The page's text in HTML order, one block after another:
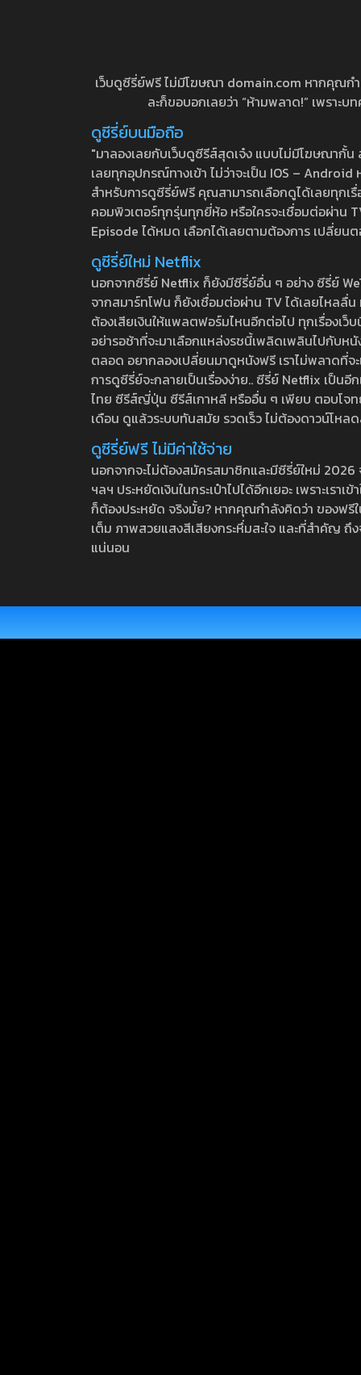
เว็บดูซีรี่ย์ฟรี ไม่มีโฆษณา domain.com หากคุณก
ละก็ขอบอกเลยว่า “ห้ามพลาด!” เพราะ
ดูซีรี่ย์บนมือถือ
"มาลองเลยกับเว็บดูซีรีส์สุดเจ๋ง แบบไม่มีโฆษณากั้
เลยทุกอุปกรณ์ทางเข้า ไม่ว่าจะเป็น IOS –
สำหรับการดูซีรี่ย์ฟรี คุณสามารถเลือกดูได้เลยทุกเ
คอมพิวเตอร์ทุกรุ่นทุกยี่ห้อ หรือใครจะเชื่อมต่อผ่าน
Episode ได้หมด เลือกได้เลยตามต้องการ เปลี่ยน
ดูซีรี่ย์ใหม่ Netflix
นอกจากซีรี่ย์ Netflix ก็ยังมีซีรี่ย์อื่น ๆ อย่าง ซีรี่ย์
จากสมาร์ทโฟน ก็ยังเชื่อมต่อผ่าน TV ได้เลยไหลลื่
ต้องเสียเงินให้แพลตฟอร์มไหนอีกต่อไป ทุกเรื่องเว็
อย่ารอช้าที่จะมาเลือกแหล่งรชนี้เพลิดเพลินไปกับห
ตลอด อยากลองเปลี่ยนมาดูหนังฟรี เราไม่พลาดที่
การดูซีรี่ย์จะกลายเป็นเรื่องง่าย.. ซีรี่ย์ Netflix เป็น
ไทย ซีรีส์ญี่ปุ่น ซีรีส์เกาหลี หรืออื่น ๆ เพียบ ตอบโจท
เดือน ดูแล้วระบบทันสมัย รวดเร็ว ไม่ต้องดาวน์โห
ดูซีรี่ย์ฟรี ไม่มีค่าใช้จ่าย
นอกจากจะไม่ต้องสมัครสมาชิกและมีซีรี่ย์ใหม่
ฯลฯ ประหยัดเงินในกระเป๋าไปได้อีกเยอะ เพราะเร
ก็ต้องประหยัด จริงมั้ย? หากคุณกำลังคิดว่า ของฟ
เต็ม ภาพสวยแสงสีเสียงกระหึ่มสะใจ และที่สำคัญ
แน่นอน